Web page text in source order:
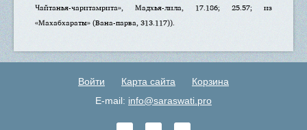
Чайтанья-чаритамрита», Мадхья-лила, 17.186; 25.57; из
«Махабхараты» (Вана-парва, 313.117)).
Войти Карта сайта
Корзина
E-mail: info@saraswati.pro